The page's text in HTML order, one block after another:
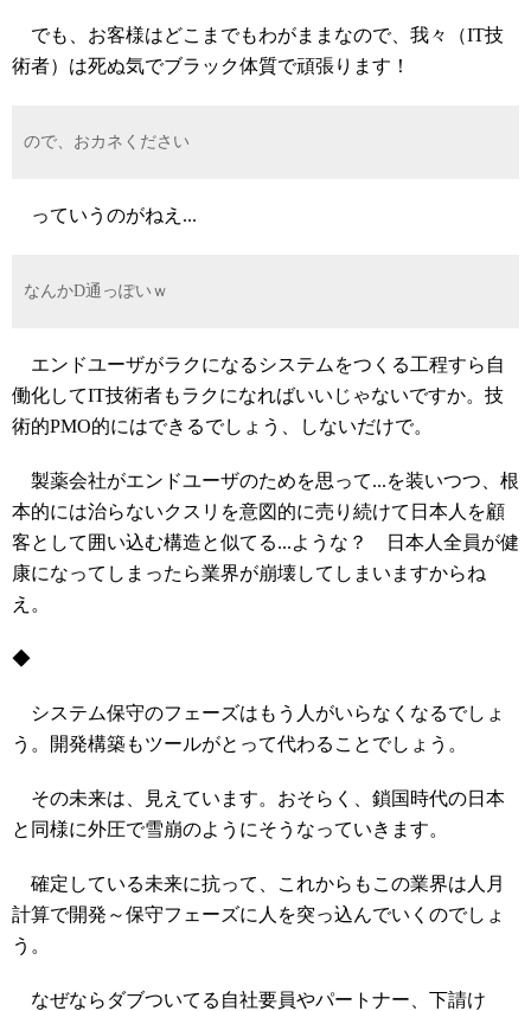
でも、お客様はどこまでもわがままなので、我々（IT技
術者）は死ぬ気でブラック体質で頑張ります！
ので、おカネください
っていうのがねえ...
なんかD通っぽいｗ
エンドユーザがラクになるシステムをつくる工程すら自
働化してIT技術者もラクになればいいじゃないですか。技
術的PMO的にはできるでしょう、しないだけで。
製薬会社がエンドユーザのためを思って...を装いつつ、根
本的には治らないクスリを意図的に売り続けて日本人を顧
客として囲い込む構造と似てる...ような？ 日本人全員が健
康になってしまったら業界が崩壊してしまいますからね
え。
◆
システム保守のフェーズはもう人がいらなくなるでしょ
う。開発構築もツールがとって代わることでしょう。
その未来は、見えています。おそらく、鎖国時代の日本
と同様に外圧で雪崩のようにそうなっていきます。
確定している未来に抗って、これからもこの業界は人月
計算で開発～保守フェーズに人を突っ込んでいくのでしょ
う。
なぜならダブついてる自社要員やパートナー、下請け